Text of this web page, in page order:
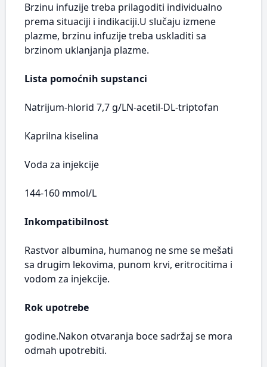
Brzinu infuzije treba prilagoditi individualno
prema situaciji i indikaciji.U slučaju izmene
plazme, brzinu infuzije treba uskladiti sa
brzinom uklanjanja plazme.
Lista pomoćnih supstanci
Natrijum-hlorid 7,7 g/LN-acetil-DL-triptofan
Kaprilna kiselina
Voda za injekcije
144-160 mmol/L
Inkompatibilnost
Rastvor albumina, humanog ne sme se mešati
sa drugim lekovima, punom krvi, eritrocitima i
vodom za injekcije.
Rok upotrebe
godine.Nakon otvaranja boce sadržaj se mora
odmah upotrebiti.